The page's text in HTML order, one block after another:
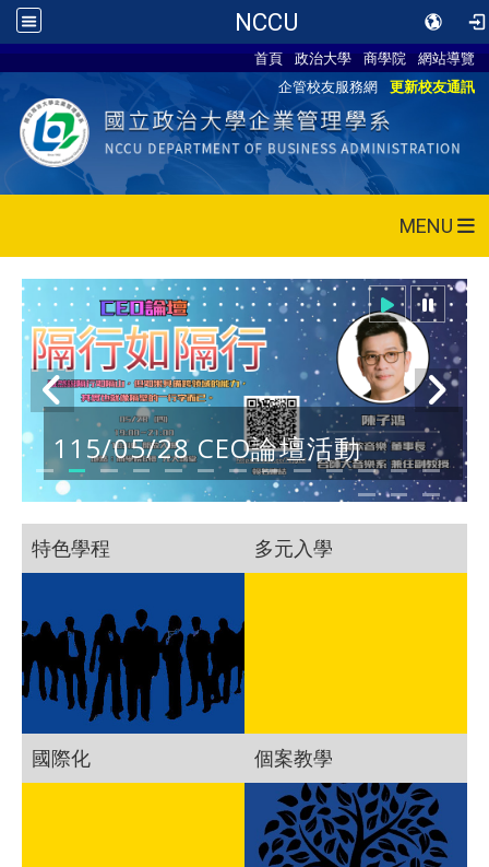
NCCU
首頁 政治大學 商學院
網站導覽
企管校友服務網
更新校友通訊
MENU
115/05/28 CEO論壇活動
特色學程 多元入學
國際化 個案教學